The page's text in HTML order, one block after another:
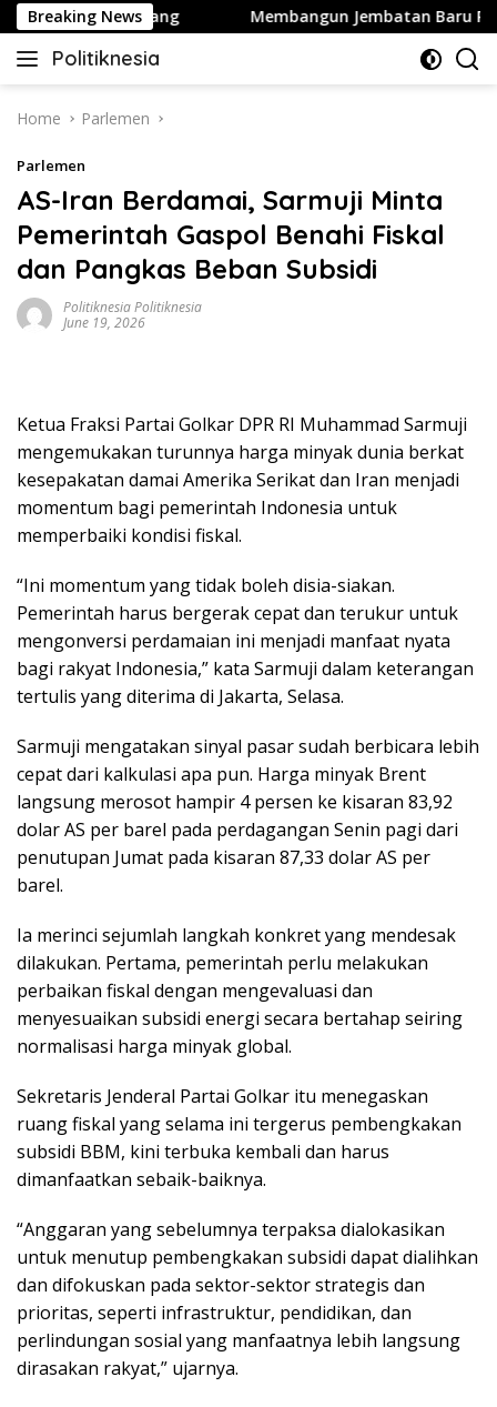
Skip
to
content
Breaking News
Hentikan Perang Membangun Jembatan Baru Partai
Politiknesia
Politiknesia.com
Home Parlemen
Parlemen
AS-Iran Berdamai, Sarmuji Minta
Pemerintah Gaspol Benahi Fiskal
dan Pangkas Beban Subsidi
Politiknesia Politiknesia
June 19, 2026
Ketua Fraksi Partai Golkar DPR RI Muhammad Sarmuji
mengemukakan turunnya harga minyak dunia berkat
kesepakatan damai Amerika Serikat dan Iran menjadi
momentum bagi pemerintah Indonesia untuk
memperbaiki kondisi fiskal.
“Ini momentum yang tidak boleh disia-siakan.
Pemerintah harus bergerak cepat dan terukur untuk
mengonversi perdamaian ini menjadi manfaat nyata
bagi rakyat Indonesia,” kata Sarmuji dalam keterangan
tertulis yang diterima di Jakarta, Selasa.
Sarmuji mengatakan sinyal pasar sudah berbicara lebih
cepat dari kalkulasi apa pun. Harga minyak Brent
langsung merosot hampir 4 persen ke kisaran 83,92
dolar AS per barel pada perdagangan Senin pagi dari
penutupan Jumat pada kisaran 87,33 dolar AS per
barel.
Ia merinci sejumlah langkah konkret yang mendesak
dilakukan. Pertama, pemerintah perlu melakukan
perbaikan fiskal dengan mengevaluasi dan
menyesuaikan subsidi energi secara bertahap seiring
normalisasi harga minyak global.
Sekretaris Jenderal Partai Golkar itu menegaskan
ruang fiskal yang selama ini tergerus pembengkakan
subsidi BBM, kini terbuka kembali dan harus
dimanfaatkan sebaik-baiknya.
“Anggaran yang sebelumnya terpaksa dialokasikan
untuk menutup pembengkakan subsidi dapat dialihkan
dan difokuskan pada sektor-sektor strategis dan
prioritas, seperti infrastruktur, pendidikan, dan
perlindungan sosial yang manfaatnya lebih langsung
dirasakan rakyat,” ujarnya.